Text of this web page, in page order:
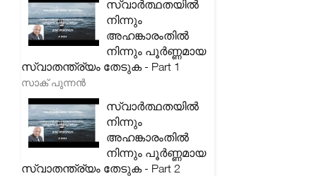
സ്വാർത്ഥതയിൽ
നിന്നും
അഹങ്കാരംതിൽ
നിന്നും പൂർണ്ണമായ
സ്വാതന്ത്ര്യം തേടുക - Part 1
സാക് പുന്നൻ
സ്വാർത്ഥതയിൽ
നിന്നും
അഹങ്കാരംതിൽ
നിന്നും പൂർണ്ണമായ
സ്വാതന്ത്ര്യം തേടുക - Part 2